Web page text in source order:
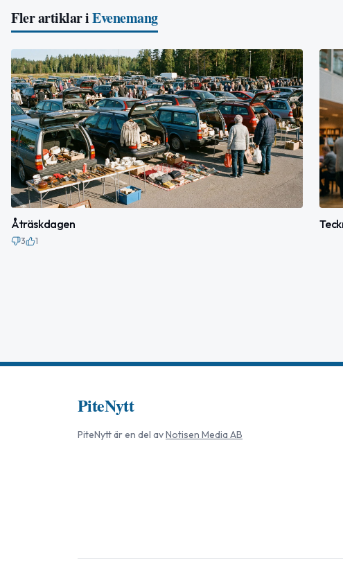
Fler artiklar iEvenemang
Åträskdagen
3 1
PiteNytt
PiteNyttär en del avNotisen Media AB